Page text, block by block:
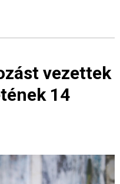
vezettek
14